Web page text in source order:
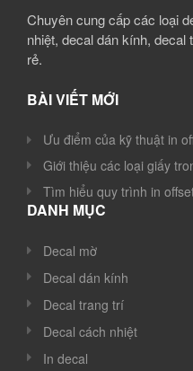
Chuyên cung cấp các loại
nhiệt, decal dán kính,
rẻ.
BÀI VIẾT MỚI
Ưu điểm của kỹ thuật in
Giới thiệu các loại giấy
Tìm hiểu quy trình in
DANH MỤC
Decal mờ
Decal dán kính
Decal trang trí
Decal cách nhiệt
In decal